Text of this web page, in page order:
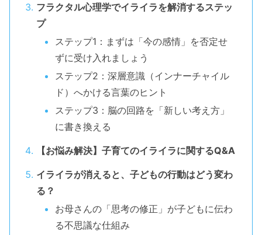
フラクタル心理学でイライラを解消するステッ
プ
ステップ1：まずは「今の感情」を否定せ
ずに受け入れましょう
ステップ2：深層意識（インナーチャイル
ド）へかける言葉のヒント
ステップ3：脳の回路を「新しい考え方」
に書き換える
【お悩み解決】子育てのイライラに関するQ&A
イライラが消えると、子どもの行動はどう変わ
る？
お母さんの「思考の修正」が子どもに伝わ
る不思議な仕組み